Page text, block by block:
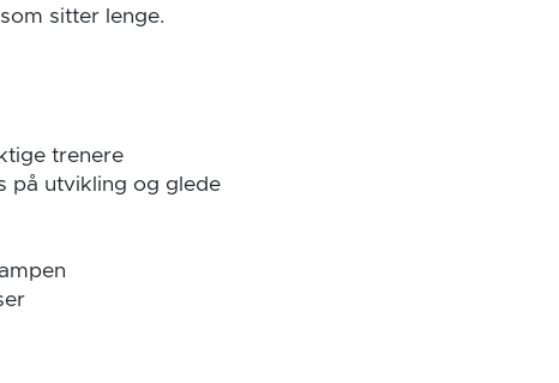
sitter lenge.
trenere
på utvikling og glede